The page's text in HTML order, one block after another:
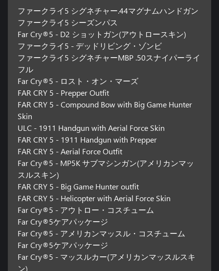
ファークライ5 シグネチャー.44マグナムハンドガン
ファークライ5 シーズンパス
Far Cry®5 - D2 ショットガン(アウトロースキン)
ファークライ5 - デッドリビング・ゾンビ
ファークライ5 シグネチャーMBP .50スナイパーライ
フル
Far Cry®5 - ロスト・オン・マーズ
FAR CRY 5 - Prepper Outfit
FAR CRY 5 - Compound Bow with Big Game Hunter
Skin
ULC - 1911 Handgun with Aerial Force Skin
FAR CRY 5 - 1911 Handgun with Prepper
FAR CRY 5 - Aerial Force Outfit
Far Cry®5 - MP5K サブマシンガン(アメリカンマッ
スルスキン)
FAR CRY 5 - Big Game Hunter outfit
FAR CRY 5 - Helicopter with Aerial Force Skin
Far Cry®5 - アウトロー・コスチューム
Far Cry®5ケアパッケージ
Far Cry®5 - アメリカンマッスル・コスチューム
Far Cry®5ケアパッケージ
Far Cry®5 - マッスルカー(アメリカンマッスルスキ
ン)